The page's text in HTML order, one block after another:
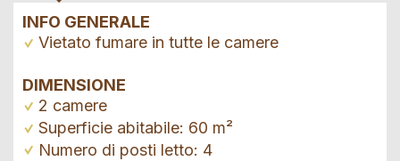
INFO GENERALE
Vietato fumare in tutte le camere
DIMENSIONE
2 camere
Superficie abitabile: 60 m²
Numero di posti letto: 4